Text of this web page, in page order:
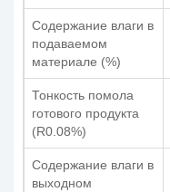
Содержание влаги в
подаваемом
материале (%)
Тонкость помола
готового продукта
(R0.08%)
Содержание влаги в
выходном